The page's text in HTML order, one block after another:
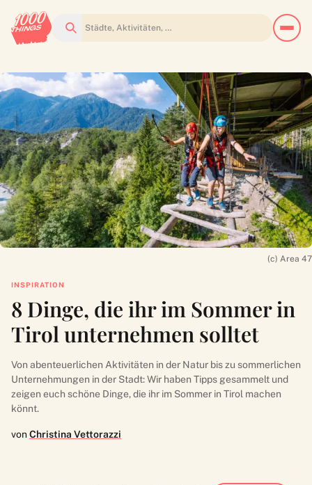
Suchen
(c) Area 47
INSPIRATION
8 Dinge, die ihr im Sommer in
Tirol unternehmen solltet
Von abenteuerlichen Aktivitäten in der Natur bis zu sommerlichen
Unternehmungen in der Stadt: Wir haben Tipps gesammelt und
zeigen euch schöne Dinge, die ihr im Sommer in Tirol machen
könnt.
vonChristina Vettorazzi